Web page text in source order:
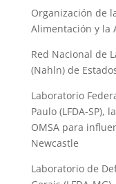
Organización de
Alimentación y la
Red Nacional de
(Nahln) de
Laboratorio
Paulo (LFDA-
OMSA para
Newcastle
Laboratorio de